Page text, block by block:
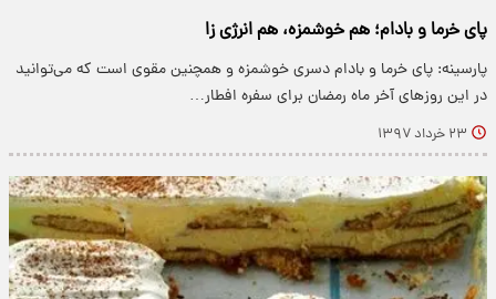
پای خرما و بادام؛ هم خوشمزه، هم انرژی زا
پارسینه: پای خرما و بادام دسری خوشمزه و همچنین مقوی است که می‌توانید
در این روز‌های آخر ماه رمضان برای سفره افطار…
۲۳ خرداد ۱۳۹۷